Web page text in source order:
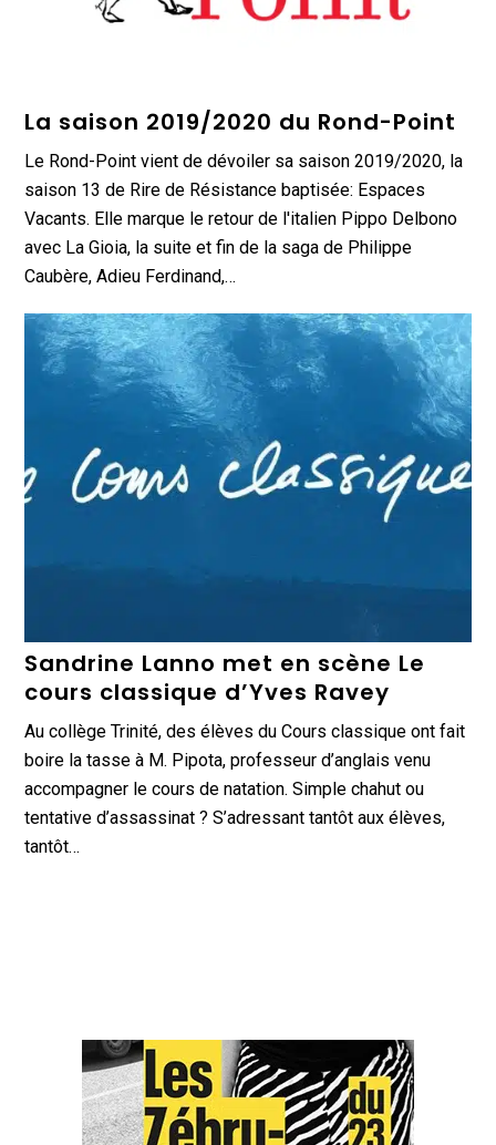
La saison 2019/2020 du Rond-Point
Le Rond-Point vient de dévoiler sa saison 2019/2020, la
saison 13 de Rire de Résistance baptisée: Espaces
Vacants. Elle marque le retour de l'italien Pippo Delbono
avec La Gioia, la suite et fin de la saga de Philippe
Caubère, Adieu Ferdinand,…
Sandrine Lanno met en scène Le
cours classique d’Yves Ravey
Au collège Trinité, des élèves du Cours classique ont fait
boire la tasse à M. Pipota, professeur d’anglais venu
accompagner le cours de natation. Simple chahut ou
tentative d’assassinat ? S’adressant tantôt aux élèves,
tantôt…